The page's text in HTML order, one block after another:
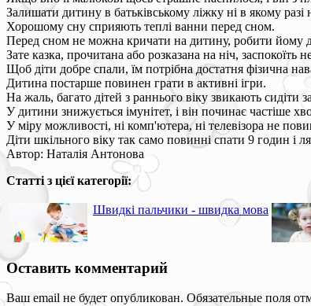
Залишати дитину в батьківському ліжку ні в якому
Хорошому сну сприяють теплі ванни перед сном.
Перед сном не можна кричати на дитину, робити йому
Зате казка, прочитана або розказана на ніч,
Щоб діти добре спали, їм потрібна достатня фізична
Дитина постарше повинен грати в активні ігри.
На жаль, багато дітей з раннього віку звикають
У дитини знижується імунітет, і він починає частіше
У міру можливості, ні комп'ютера, ні телевізора не
Діти шкільного віку так само повинні спати 9 годин і
Автор: Наталія Антонова
Статті з цієї категорії:
Швидкі пальчики - швидка мова
Оставить комментарий
Ваш email не будет опубликован. Обязательные поля